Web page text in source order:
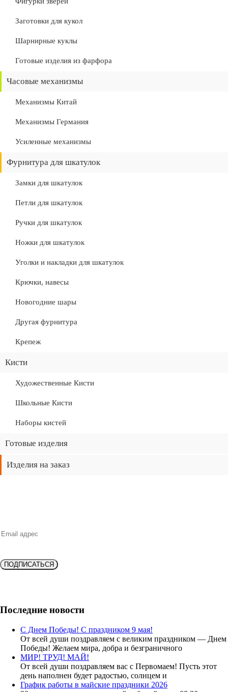
Заготовки для кукол
Шарнирные куклы
Готовые изделия из фарфора
Часовые механизмы
Механизмы Китай
Механизмы Германия
Усиленные механизмы
Фурнитура для шкатулок
Замки для шкатулок
Петли для шкатулок
Ручки для шкатулок
Ножки для шкатулок
Уголки и накладки для шкатулок
Крючки, навесы
Новогодние шары
Другая фурнитура
Крепеж
Кисти
Художественные Кисти
Школьные Кисти
Наборы кистей
Готовые изделия
Изделия на заказ
ПОДПИСАТЬСЯ
Последние новости
С Днем Победы! С праздником 9 мая!
От всей души поздравляем с великим праздником — Днем
Победы! Желаем мира, добра и безграничного
МИР! ТРУД! МАЙ!
От всей души поздравляем вас с Первомаем! Пусть этот
день наполнен будет радостью, солнцем и
График работы в майские праздники 2026